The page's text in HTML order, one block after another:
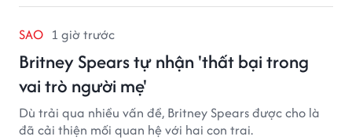
SAO 1 giờ trước
Britney Spears tự nhận 'thất bại trong
vai trò người mẹ'
Dù trải qua nhiều vấn đề, Britney Spears được cho là
đã cải thiện mối quan hệ với hai con trai.